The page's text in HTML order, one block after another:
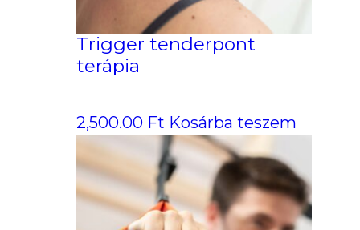
Trigger tenderpont
terápia
2,500.00 Ft Kosárba teszem